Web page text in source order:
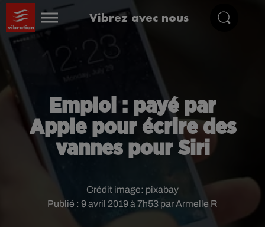
Vibrez avec nous
Emploi : payé par
Apple pour écrire des
vannes pour Siri
Publié : 9 avril 2019 à 7h53 par Armelle R
Crédit image: pixabay